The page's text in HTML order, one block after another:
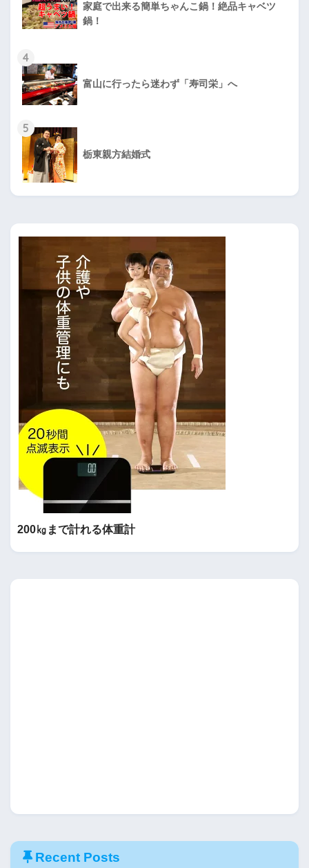
家庭で出来る簡単ちゃんこ鍋！絶品キャベツ
鍋！
4
富山に行ったら迷わず「寿司栄」へ
5
栃東親方結婚式
200㎏まで計れる体重計
Recent Posts